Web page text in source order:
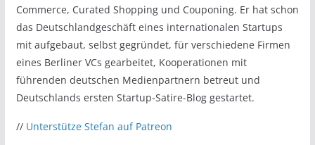
Commerce, Curated Shopping und Couponing. Er hat schon
das Deutschlandgeschäft eines internationalen Startups
mit aufgebaut, selbst gegründet, für verschiedene Firmen
eines Berliner VCs gearbeitet, Kooperationen mit
führenden deutschen Medienpartnern betreut und
Deutschlands ersten Startup-Satire-Blog gestartet.
// Unterstütze Stefan auf Patreon